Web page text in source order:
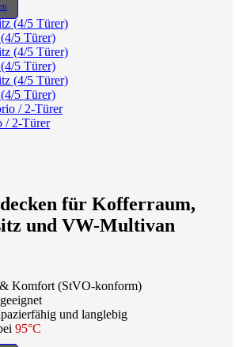
5 Türer)
5 Türer)
5 Türer)
/ 2-Türer
für Kofferraum,
und VW-Multivan
Komfort (StVO-konform)
und langlebig
95°C